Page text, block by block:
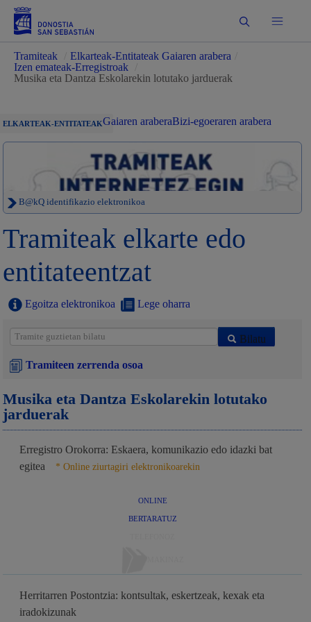
Bilatu
Tramiteak Elkarteak-Entitateak Gaiaren arabera
Izen emateak-Erregistroak
Musika eta Dantza Eskolarekin lotutako jarduerak
ELKARTEAK-ENTITATEAKGaiaren araberaBizi-egoeraren arabera
B@kQ identifikazio elektronikoa
Tramiteak elkarte edo
entitateentzat
Egoitza elektronikoa Lege oharra
Bilatu
Tramiteen zerrenda osoa
Musika eta Dantza Eskolarekin lotutako
jarduerak
Erregistro Orokorra: Eskaera, komunikazio edo idazki bat
egitea
* Online ziurtagiri elektronikoarekin
ONLINE
BERTARATUZ
Herritarren Postontzia: kontsultak, eskertzeak, kexak eta
iradokizunak